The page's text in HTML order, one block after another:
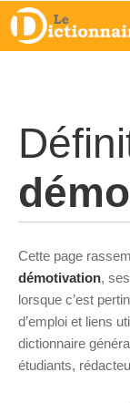
Cette page
démotivation,
lorsque c’est
d’emploi et liens
dictionnaire
étudiants,